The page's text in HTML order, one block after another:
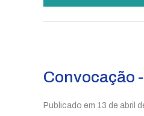
Convocação
Publicado em 13 de abril